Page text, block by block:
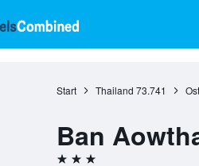
Start Thailand 73.741
Ban
3 Sterne